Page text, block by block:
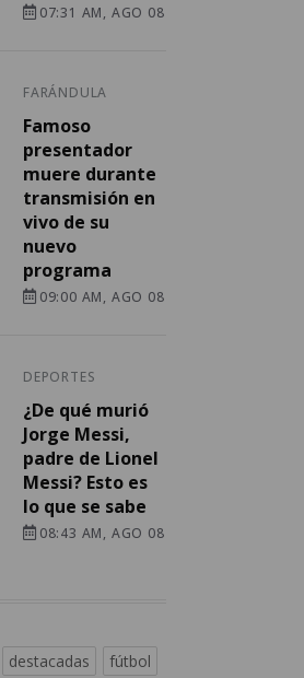
07:31 AM, AGO 08
FARÁNDULA
Famoso
presentador
muere durante
transmisión en
vivo de su
nuevo
programa
09:00 AM, AGO 08
DEPORTES
¿De qué murió
Jorge Messi,
padre de Lionel
Messi? Esto es
lo que se sabe
08:43 AM, AGO 08
destacadas fútbol